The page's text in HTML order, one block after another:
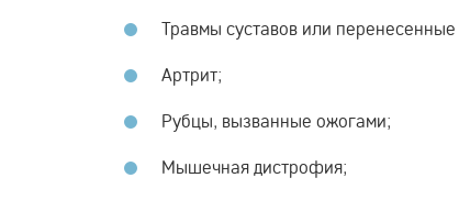
Травмы суставов или
Артрит;
Рубцы, вызванные ожогами;
Мышечная дистрофия;